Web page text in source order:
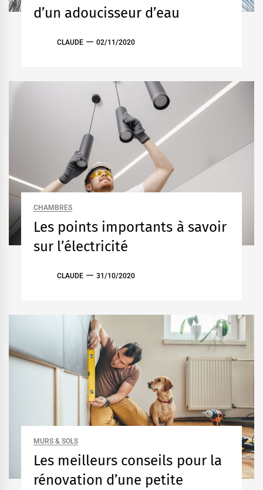
d’un adoucisseur d’eau
CLAUDE 02/11/2020
CHAMBRES
Les points importants à savoir
sur l’électricité
CLAUDE 31/10/2020
MURS & SOLS
Les meilleurs conseils pour la
rénovation d’une petite